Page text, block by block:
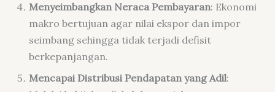
Menyeimbangkan Neraca Pembayaran: Ekonomi
makro bertujuan agar nilai ekspor dan impor
seimbang sehingga tidak terjadi defisit
berkepanjangan.
Mencapai Distribusi Pendapatan yang Adil: